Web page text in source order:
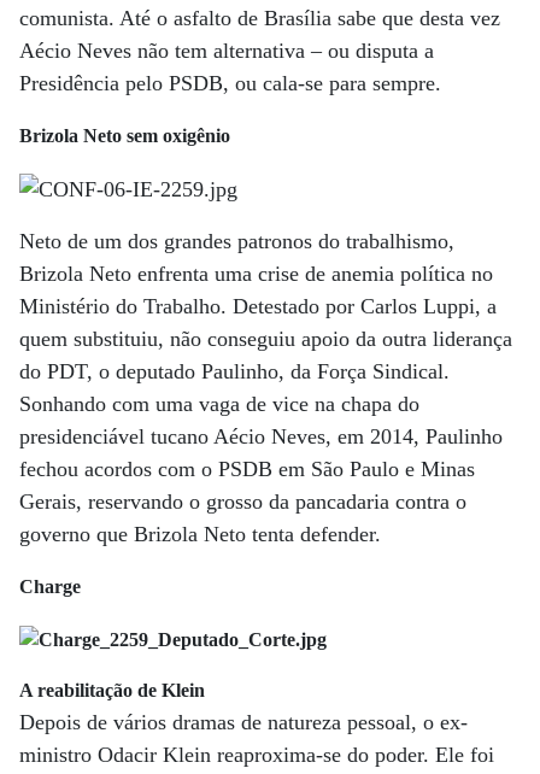
comunista. Até o asfalto de Brasília sabe que desta vez
Aécio Neves não tem alternativa – ou disputa a
Presidência pelo PSDB, ou cala-se para sempre.
Brizola Neto sem oxigênio
Neto de um dos grandes patronos do trabalhismo,
Brizola Neto enfrenta uma crise de anemia política no
Ministério do Trabalho. Detestado por Carlos Luppi, a
quem substituiu, não conseguiu apoio da outra liderança
do PDT, o deputado Paulinho, da Força Sindical.
Sonhando com uma vaga de vice na chapa do
presidenciável tucano Aécio Neves, em 2014, Paulinho
fechou acordos com o PSDB em São Paulo e Minas
Gerais, reservando o grosso da pancadaria contra o
governo que Brizola Neto tenta defender.
Charge
A reabilitação de Klein
Depois de vários dramas de natureza pessoal, o ex-
ministro Odacir Klein reaproxima-se do poder. Ele foi